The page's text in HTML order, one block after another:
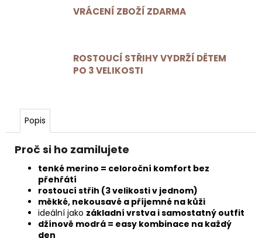
VRÁCENÍ ZBOŽÍ ZDARMA
ROSTOUCÍ STŘIHY VYDRŽÍ DĚTEM
PO 3 VELIKOSTI
Popis
Proč si ho zamilujete
tenké merino = celoroční komfort bez
přehřátí
rostoucí střih (3 velikosti v jednom)
měkké, nekousavé a příjemné na kůži
ideální jako základní vrstva i samostatný outfit
džínově modrá = easy kombinace na každý
den